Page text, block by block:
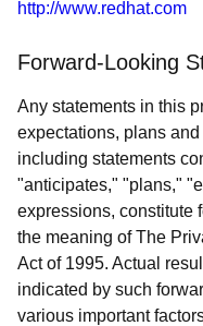
http://www.redhat.com
Forward-Looking
Any statements in this
expectations, plans
including statements
"anticipates," "plans,"
expressions, constitute
the meaning of The
Act of 1995. Actual
indicated by such
various important